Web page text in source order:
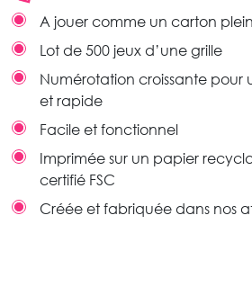
A jouer comme un carton plein
Lot de 500 jeux d’une grille
Numérotation croissante pour
et rapide
Facile et fonctionnel
Imprimée sur un papier
certifié FSC
Créée et fabriquée dans nos